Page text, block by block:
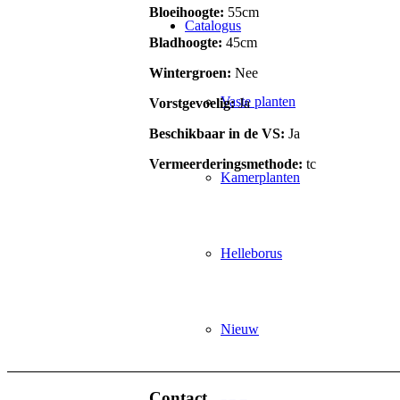
Catalogus
Vaste planten
Kamerplanten
Helleborus
Nieuw
Bloeihoogte: 55cm
Bladhoogte: 45cm
Wintergroen: Nee
Vorstgevoelig:Ja
Beschikbaar in de VS: Ja
Vermeerderingsmethode: tc